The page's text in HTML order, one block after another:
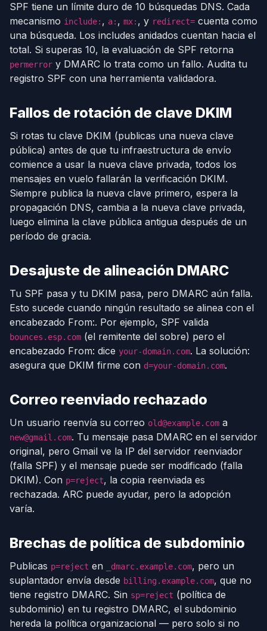
SPF tiene un límite duro de 10 búsquedas DNS. Cada
mecanismo include: , a: , mx: , y redirect= cuenta como
una búsqueda. Los includes anidados cuentan hacia el
total. Si superas 10, la evaluación de SPF retorna
permerror y DMARC lo trata como un fallo. Audita tu
registro SPF con una herramienta validadora.
Fallos de rotación de clave DKIM
Si rotas tu clave DKIM (publicas una nueva clave
pública) antes de que tu infraestructura de envío
comience a usar la nueva clave privada, todos los
mensajes en vuelo fallarán la verificación DKIM.
Siempre publica la nueva clave primero, espera la
propagación DNS, cambia a la nueva clave privada,
luego elimina la clave pública antigua después de un
período de gracia.
Desajuste de alineación DMARC
Tu SPF pasa y tu DKIM pasa, pero DMARC aún falla.
Esto sucede cuando ningún resultado se alinea con el
encabezado From:. Por ejemplo, SPF valida
bounces.esp.com (el remitente del sobre) pero el
encabezado From: dice your-domain.com. La solución:
asegura que DKIM firme con d=your-domain.com.
Correo reenviado rechazado
Un usuario reenvía su correo old@example.com a
new@gmail.com. Tu mensaje pasa DMARC en el servidor
original, pero Gmail ve la IP del servidor reenviador
(falla SPF) y el mensaje puede ser modificado (falla
DKIM). Con p=reject, la copia reenviada es
rechazada. ARC puede ayudar, pero la adopción
varía.
Brechas de política de subdominio
Publicas p=reject en _dmarc.example.com, pero un
suplantador envía desde billing.example.com, que no
tiene registro DMARC. Sin sp=reject (política de
subdominio) en tu registro DMARC, el subdominio
hereda la política organizacional — pero solo si no